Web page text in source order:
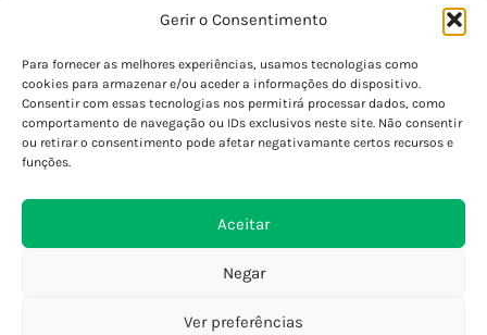
Gerir o Consentimento
Para fornecer as melhores experiências, usamos tecnologias como
cookies para armazenar e/ou aceder a informações do dispositivo.
Consentir com essas tecnologias nos permitirá processar dados, como
comportamento de navegação ou IDs exclusivos neste site. Não consentir
ou retirar o consentimento pode afetar negativamante certos recursos e
funções.
Aceitar
Negar
Ver preferências
Política de Privacidade
Termos e Condições
Perguntas Frequentes
Custos de Envio
Encomendas Internacionais
Devoluções e Trocas